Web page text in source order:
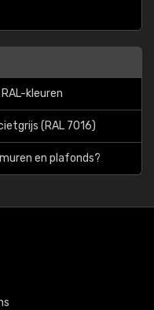
kleuren
(RAL 7016)
en plafonds?